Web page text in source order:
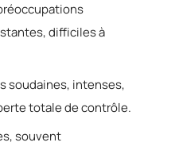
difficiles à
soudaines, intenses,
totale de contrôle.
souvent